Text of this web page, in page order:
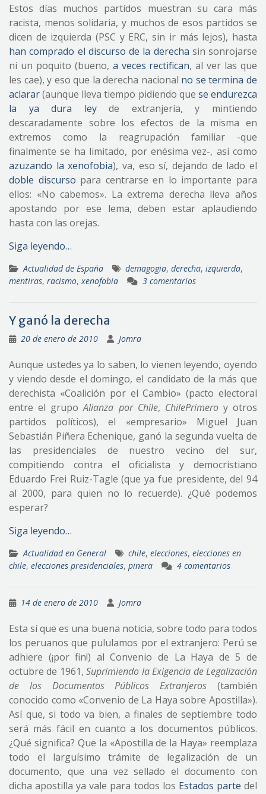
Estos días muchos partidos muestran su cara más
racista, menos solidaria, y muchos de esos partidos se
dicen de izquierda (PSC y ERC, sin ir más lejos), hasta
han comprado el discurso de la derecha sin sonrojarse
ni un poquito (bueno, a veces rectifican, al ver las que
les cae), y eso que la derecha nacional no se termina de
aclarar(aunque lleva tiempo pidiendo que se endurezca
la ya dura leyde extranjería, y mintiendo
descaradamente sobre los efectos de la misma en
extremos como la reagrupación familiar -que
finalmente se ha limitado, por enésima vez-, así como
azuzando la xenofobia), va, eso sí, dejando de lado el
doble discurso para centrarse en lo importante para
ellos: «No cabemos». La extrema derecha lleva años
apostando por ese lema, deben estar aplaudiendo
hasta con las orejas.
Siga leyendo…
Actualidad de España demagogia, derecha, izquierda,
mentiras, racismo,xenofobia 3 comentarios
Y ganó la derecha
20 de enero de 2010 Jomra
Aunque ustedes ya lo saben, lo vienen leyendo, oyendo
y viendo desde el domingo, el candidato de la más que
derechista «Coalición por el Cambio» (pacto electoral
entre el grupoAlianza por Chile, ChilePrimeroy otros
partidos políticos), el «empresario» Miguel Juan
Sebastián Piñera Echenique, ganó la segunda vuelta de
las presidenciales de nuestro vecino del sur,
compitiendo contra el oficialista y democristiano
Eduardo Frei Ruiz-Tagle (que ya fue presidente, del 94
al 2000, para quien no lo recuerde). ¿Qué podemos
esperar?
Siga leyendo…
Actualidad en General chile, elecciones, elecciones en
chile, elecciones presidenciales, pinera 4 comentarios
14 de enero de 2010 Jomra
Esta sí que es una buena noticia, sobre todo para todos
los peruanos que pululamos por el extranjero: Perú se
adhiere (¡por fin!) al Convenio de La Haya de 5 de
octubre de 1961,Suprimiendo la Exigencia de Legalización
de los Documentos Públicos Extranjeros (también
conocido como «Convenio de La Haya sobre Apostilla»).
Así que, si todo va bien, a finales de septiembre todo
será más fácil en cuanto a los documentos públicos.
¿Qué significa? Que la «Apostilla de la Haya» reemplaza
todo el larguísimo trámite de legalización de un
documento, que una vez sellado el documento con
dicha apostilla ya vale para todos los Estados parte del